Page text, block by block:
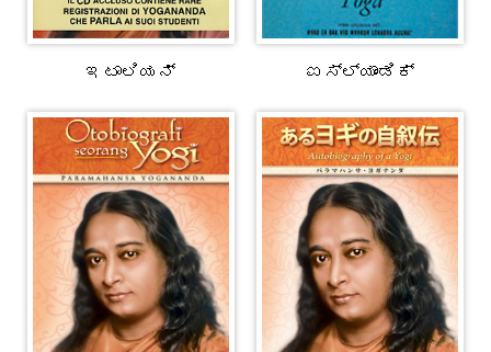
ಇಟಾಲಿಯನ್ ಐಸ್‌ಲ್ಯಾಂಡಿಕ್